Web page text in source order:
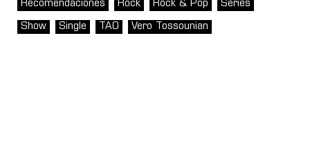
Recomendaciones Rock Rock & Pop Series
Show Single TAO Vero Tossounian